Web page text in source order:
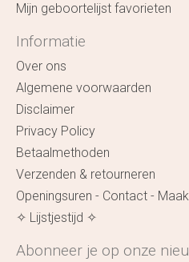
Mijn geboortelijst favorieten
Informatie
Over ons
Algemene voorwaarden
Disclaimer
Privacy Policy
Betaalmethoden
Verzenden & retourneren
Openingsuren - Contact -
✧ Lijstjestijd ✧
Abonneer je op onze